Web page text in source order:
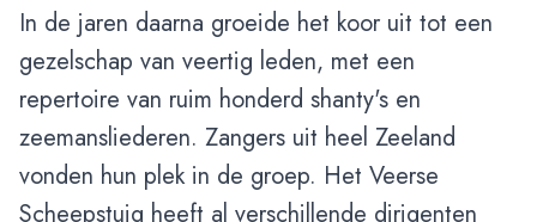
In de jaren daarna groeide het koor uit tot een
gezelschap van veertig leden, met een
repertoire van ruim honderd shanty's en
zeemansliederen. Zangers uit heel Zeeland
vonden hun plek in de groep. Het Veerse
Scheepstuig heeft al verschillende dirigenten